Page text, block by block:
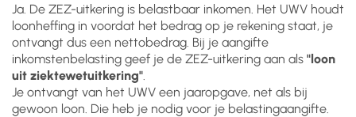
Ja. De ZEZ-uitkering is belastbaar inkomen. Het UWV houdt
loonheffing in voordat het bedrag op je rekening staat, je
ontvangt dus een nettobedrag. Bij je aangifte
inkomstenbelasting geef je de ZEZ-uitkering aan als "loon
uit ziektewetuitkering"
Je ontvangt van het UWV een jaaropgave, net als bij
gewoon loon. Die heb je nodig voor je belastingaangifte.